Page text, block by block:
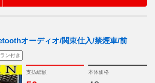
オーディオ/関東仕入/禁煙車/前
ン付き
支払総額 本体価格